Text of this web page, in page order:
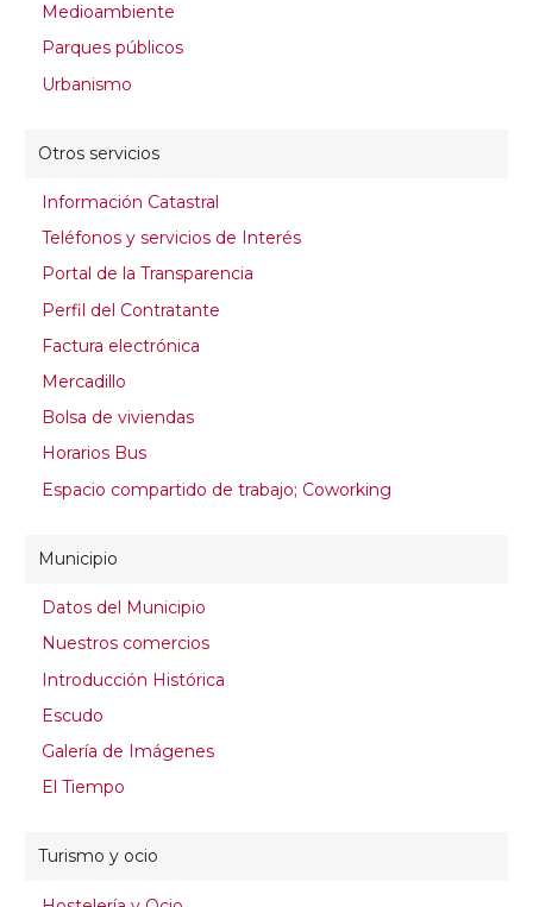
Medioambiente
Parques públicos
Urbanismo
Otros servicios
Información Catastral
Teléfonos y servicios de Interés
Portal de la Transparencia
Perfil del Contratante
Factura electrónica
Mercadillo
Bolsa de viviendas
Horarios Bus
Espacio compartido de trabajo; Coworking
Municipio
Datos del Municipio
Nuestros comercios
Introducción Histórica
Escudo
Galería de Imágenes
El Tiempo
Turismo y ocio